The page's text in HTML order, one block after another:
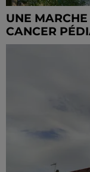
UNE
CANCER